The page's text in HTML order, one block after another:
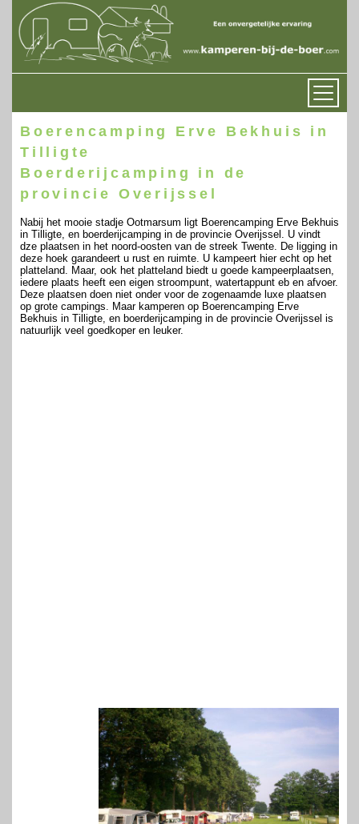
Boerencamping Erve Bekhuis in
Tilligte
Boerderijcamping in de
provincie Overijssel
Nabij het mooie stadje Ootmarsum ligt Boerencamping Erve Bekhuis
in Tilligte, en boerderijcamping in de provincie Overijssel. U vindt
dze plaatsen in het noord-oosten van de streek Twente. De ligging in
deze hoek garandeert u rust en ruimte. U kampeert hier echt op het
platteland. Maar, ook het platteland biedt u goede kampeerplaatsen,
iedere plaats heeft een eigen stroompunt, watertappunt eb en afvoer.
Deze plaatsen doen niet onder voor de zogenaamde luxe plaatsen
op grote campings. Maar kamperen op Boerencamping Erve
Bekhuis in Tilligte, en boerderijcamping in de provincie Overijssel is
natuurlijk veel goedkoper en leuker.